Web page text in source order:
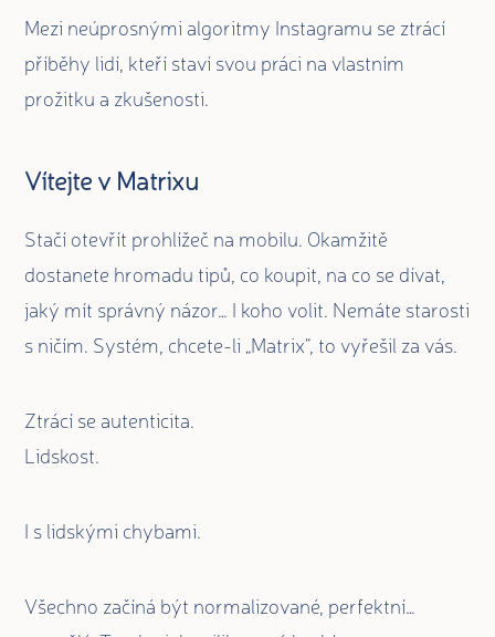
Mezi neúprosnými algoritmy Instagramu se ztrácí
příběhy lidí, kteří staví svou práci na vlastním
prožitku a zkušenosti.
Vítejte v Matrixu
Stačí otevřít prohlížeč na mobilu. Okamžitě
dostanete hromadu tipů, co koupit, na co se dívat,
jaký mít správný názor… I koho volit. Nemáte starosti
s ničím. Systém, chcete-li „Matrix“, to vyřešil za vás.
Ztrácí se autenticita.
Lidskost.
I s lidskými chybami.
Všechno začíná být normalizované, perfektní…